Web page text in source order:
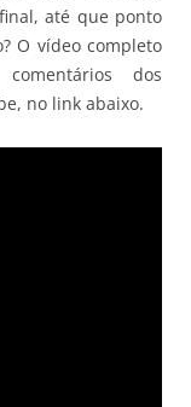
até que ponto
O vídeo completo
dos
no link abaixo.